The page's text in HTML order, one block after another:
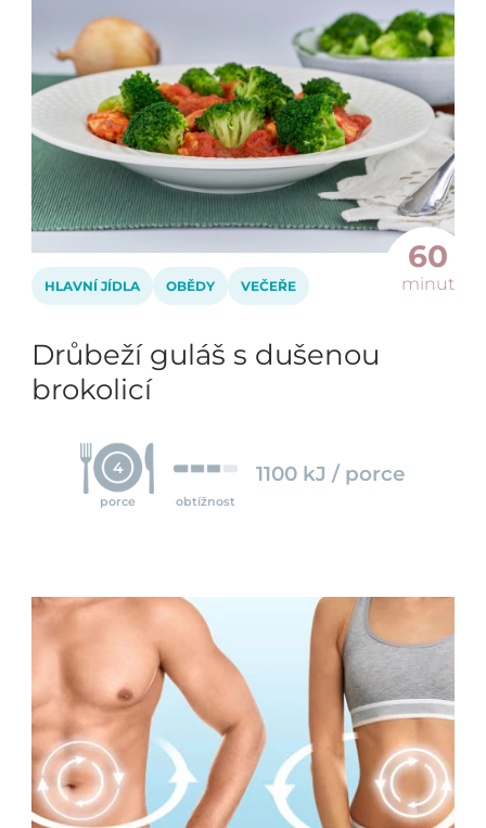
60
minut
HLAVNÍ JÍDLA OBĚDY VEČEŘE
Drůbeží guláš s dušenou
brokolicí
4
porce obtížnost
1100 kJ / porce